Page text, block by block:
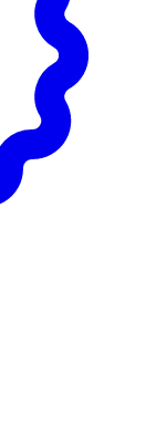
vulgare ssp.
förhållandet 2:1.
Mängd per 5